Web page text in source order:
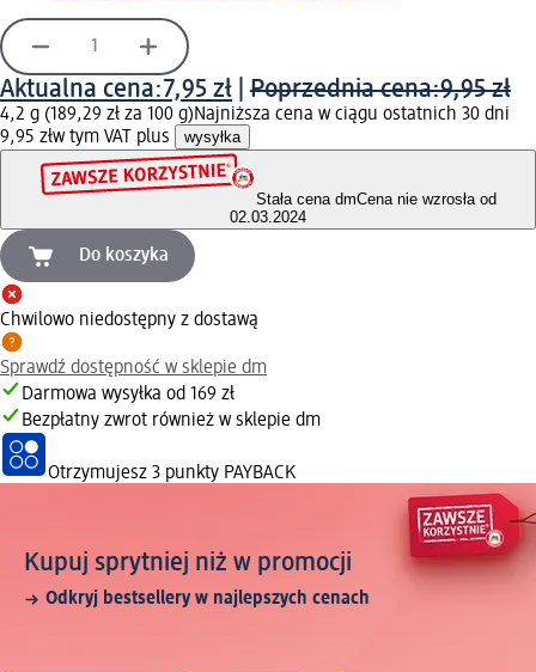
Aktualna cena:7,95 zł Poprzednia cena:9,95 zł
4,2 g (189,29 zł za 100 g)Najniższa cena w ciągu ostatnich 30 dni
9,95 złw tym VAT plus wysyłka
Stała cena dmCena nie wzrosła od
02.03.2024
Do koszyka
Chwilowo niedostępny z dostawą
Sprawdź dostępność w sklepie dm
Darmowa wysyłka od 169 zł
Bezpłatny zwrot również w sklepie dm
Otrzymujesz 3 punkty PAYBACK
Kupuj sprytniej niż w promocji
Odkryj bestsellery w najlepszych cenach